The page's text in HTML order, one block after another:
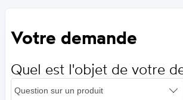
Votre demande
Quel est l'objet de votre